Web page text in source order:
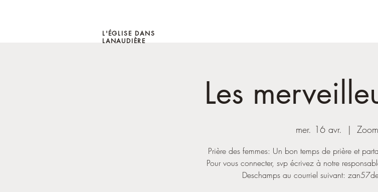
L'ÉGLISE DANS
LANAUDIÈRE
Les
mer. 16 avr.
  |
Zoom
Prière des femmes: Un bon temps de prière et
Pour vous connecter, svp écrivez à notre
Deschamps au courriel suivant: